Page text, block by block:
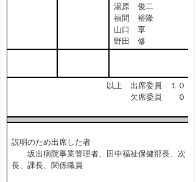
湯原 俊二
福間 裕隆
山口 享
野田 修
以上 出席委員 １０ 名
欠席委員 ０ 名
説明のため出席した者
坂出病院事業管理者、田中福祉保健部長、次
長、課長、関係職員